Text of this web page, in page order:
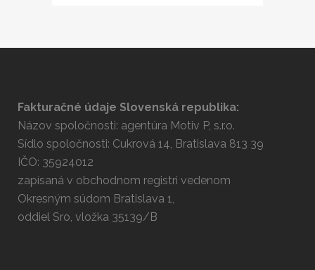
Fakturačné údaje Slovenská republika:
Názov spoločnosti: agentúra Motiv P, s.r.o.
Sídlo spoločnosti: Cukrová 14, Bratislava 813 39
IČO: 35924012
zapísaná v obchodnom registri vedenom
Okresným súdom Bratislava 1,
oddiel Sro, vložka 35139/B